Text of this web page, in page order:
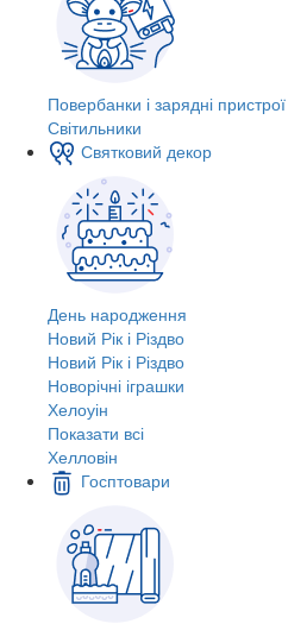
Повербанки і зарядні пристрої
Світильники
Святковий декор
День народження
Новий Рік і Різдво
Новий Рік і Різдво
Новорічні іграшки
Хелоуін
Показати всі
Хелловін
Госптовари